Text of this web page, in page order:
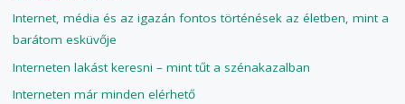
Internet, média és az igazán fontos történések az életben, mint a
barátom esküvője
Interneten lakást keresni – mint tűt a szénakazalban
Interneten már minden elérhető